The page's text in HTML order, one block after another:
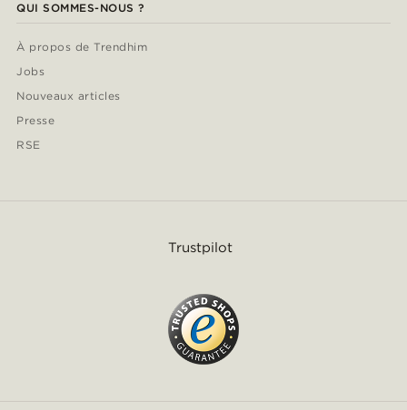
QUI SOMMES-NOUS ?
À propos de Trendhim
Jobs
Nouveaux articles
Presse
RSE
Trustpilot